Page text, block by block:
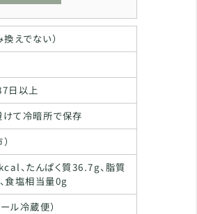
えでない）
日以上
けて冷暗所で保存
、たんぱく質36.7g、脂質
食塩相当量0g
ル冷蔵便）